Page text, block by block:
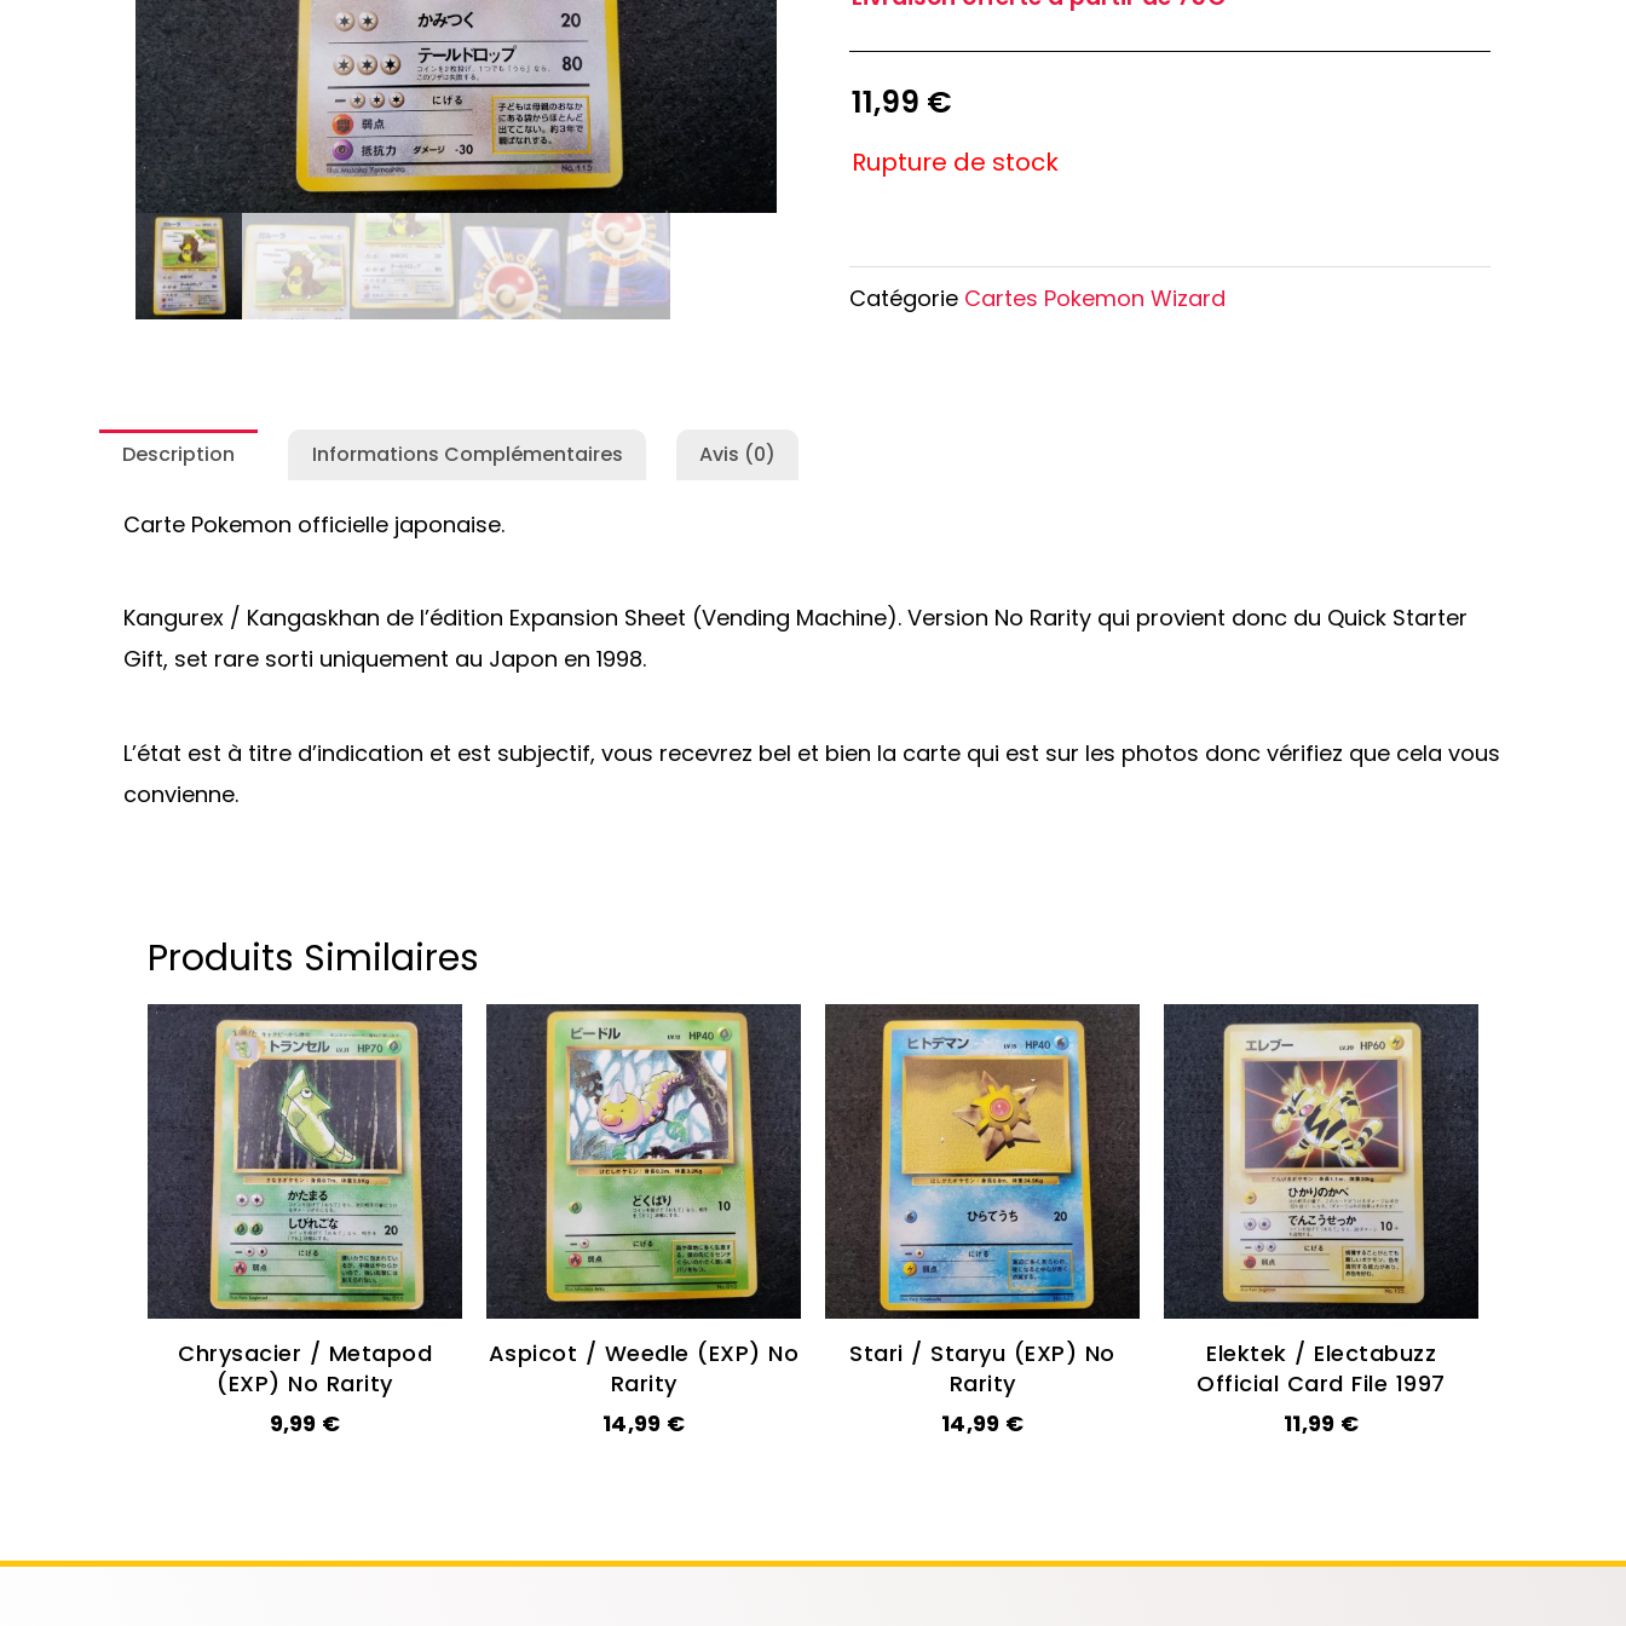
Autres Collections Pokemon
Detective Conan
Yu-Gi-Oh
Haikyu!!
Promised Neverland
Overlord
Oshi no Ko
Hell's Paradise
11,99 €
Rupture de stock
Catégorie Cartes Pokemon Wizard
Description Informations Complémentaires Avis (0)
Carte Pokemon officielle japonaise.
Kangurex / Kangaskhan de l’édition Expansion Sheet (Vending Machine). Version No Rarity qui provient donc du Quick Starter
Gift, set rare sorti uniquement au Japon en 1998.
L’état est à titre d’indication et est subjectif, vous recevrez bel et bien la carte qui est sur les photos donc vérifiez que cela vous
convienne.
Produits Similaires
Chrysacier / Metapod
(EXP) No Rarity
9,99 €
Aspicot / Weedle (EXP) No
Rarity
14,99 €
Stari / Staryu (EXP) No
Rarity
14,99 €
Elektek / Electabuzz
Official Card File 1997
11,99 €